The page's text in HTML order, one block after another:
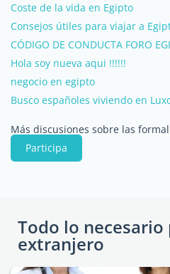
Coste de la vida en Egipto
Consejos útiles para viajar a
CÓDIGO DE CONDUCTA FORO
Hola soy nueva aqui !!!!!!
negocio en egipto
Busco españoles viviendo en
Más discusiones sobre las
Participa
Todo lo
extranjero